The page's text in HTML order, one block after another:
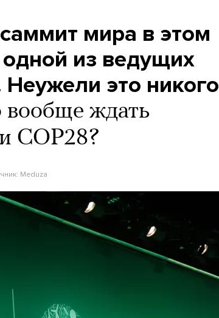
мира в этом
из ведущих
Неужели это никого
вообще ждать
COP28?
Meduza